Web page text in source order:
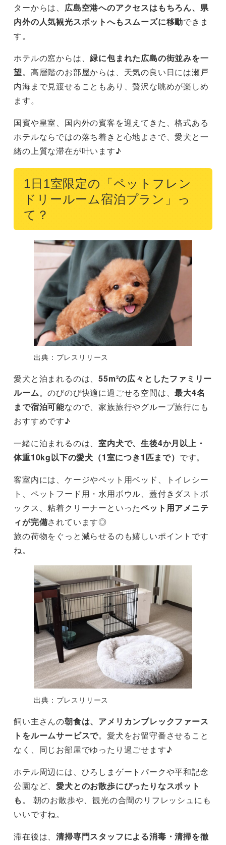
ターからは、 広島空港へのアクセスはもちろん、県
内外の人気観光スポットへもスムーズに移動できま
す。
ホテルの窓からは、緑に包まれた広島の街並みを一
望。高層階のお部屋からは、天気の良い日には瀬戸
内海まで見渡せることもあり、贅沢な眺めが楽しめ
ます。
国賓や皇室、国内外の賓客を迎えてきた、格式ある
ホテルならではの落ち着きと心地よさで、愛犬と一
緒の上質な滞在が叶います♪
1日1室限定の「ペットフレン
ドリールーム宿泊プラン」っ
て？
出典：プレスリリース
愛犬と泊まれるのは、55m²の広々としたファミリー
ルーム。のびのび快適に過ごせる空間は、最大4名
まで宿泊可能なので、家族旅行やグループ旅行にも
おすすめです♪
一緒に泊まれるのは、室内犬で、生後4か月以上・
体重10kg以下の愛犬（1室につき1匹まで） です。
客室内には、ケージやペット用ベッド、トイレシー
ト、ペットフード用・水用ボウル、蓋付きダストボ
ックス、粘着クリーナーといったペット用アメニテ
ィが完備されています◎
旅の荷物をぐっと減らせるのも嬉しいポイントです
ね。
出典：プレスリリース
飼い主さんの朝食は、アメリカンブレックファース
トをルームサービスで。愛犬をお留守番させること
なく、同じお部屋でゆったり過ごせます♪
ホテル周辺には、ひろしまゲートパークや平和記念
公園など、愛犬とのお散歩にぴったりなスポット
も。 朝のお散歩や、観光の合間のリフレッシュにも
いいですね。
滞在後は、清掃専門スタッフによる消毒・清掃を徹